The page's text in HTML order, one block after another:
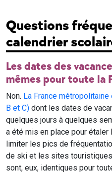
Questions
calendrier
Les dates des
mêmes pour toute la
Non. La France
B et C) dont les dates de
quelques jours à quelques
a été mis en place pour
limiter les pics de
de ski et les sites
sont, eux, identiques pour